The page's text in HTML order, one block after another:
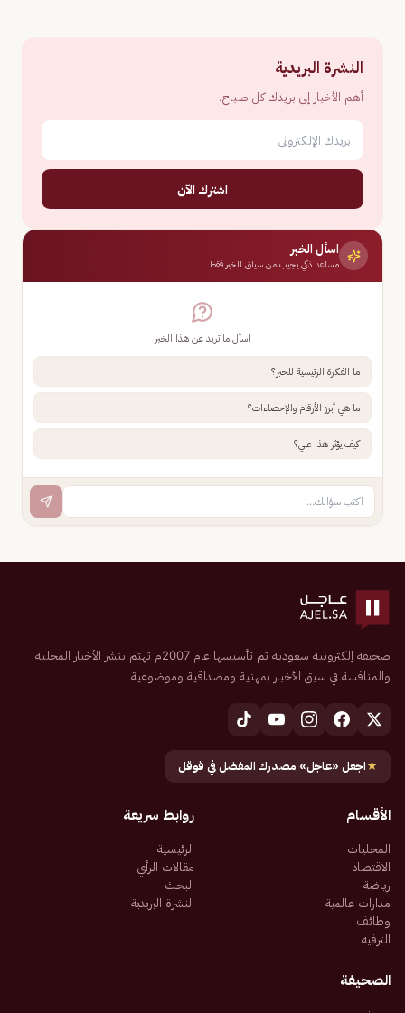
النشرة البريدية
أهم الأخبار إلى بريدك كل صباح.
اشترك الآن
اسأل الخبر
مساعد ذكي يجيب من سياق الخبر فقط
اسأل ما تريد عن هذا الخبر
ما الفكرة الرئيسية للخبر؟
ما هي أبرز الأرقام والإحصاءات؟
كيف يؤثر هذا علي؟
صحيفة إلكترونية سعودية تم تأسيسها عام 2007م تهتم بنشر الأخبار المحلية
والمنافسة في سبق الأخبار بمهنية ومصداقية وموضوعية
★اجعل «عاجل» مصدرك المفضل في قوقل
الأقسام
المحليات
الاقتصاد
رياضة
مدارات عالمية
وظائف
الترفيه
روابط سريعة
الرئيسية
مقالات الرأي
البحث
النشرة البريدية
الصحيفة